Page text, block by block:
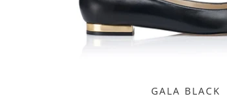
GALA BLACK